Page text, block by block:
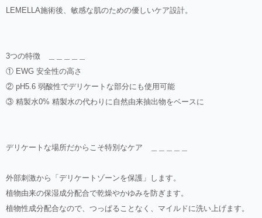
LEMELLA施術後、敏感な肌のための優しいケア設計。
3つの特徴 ＿＿＿＿＿
① EWG 安全性の高さ
② pH5.6 弱酸性でデリケートな部分にも使用可能
③ 精製水0% 精製水の代わりに自然由来抽出物をベースに
デリケートな場所だからこそ特別なケア ＿＿＿＿＿
外部刺激から「デリケートゾーンを保護」します。
植物由来の保湿成分配合で乾燥やかゆみを防ぎます。
植物性成分配合なので、つっぱることなく、マイルドに洗い上げます。